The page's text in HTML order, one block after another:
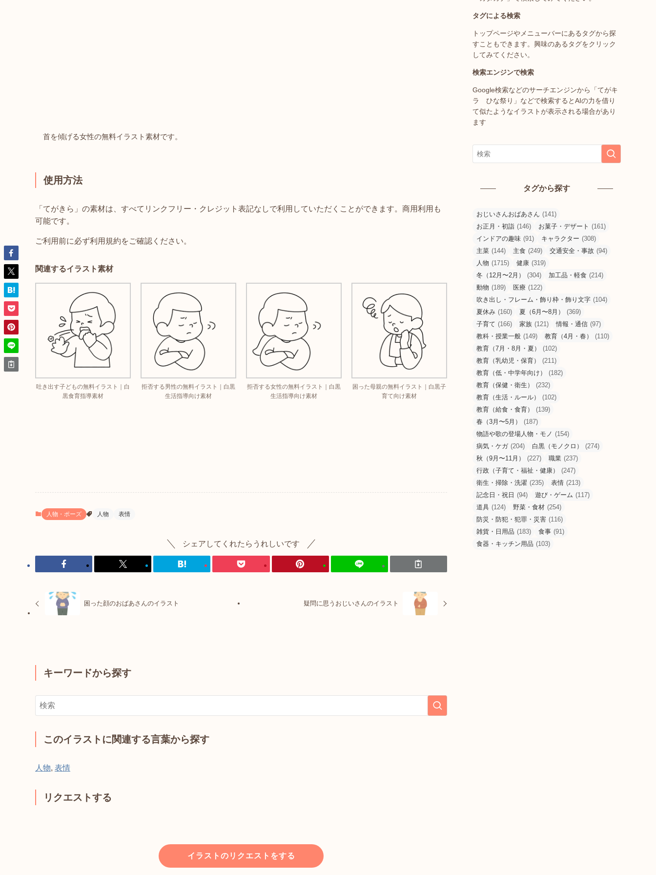
首を傾げる女性の無料イラスト素材です。
使用方法
「てがきら」の素材は、すべてリンクフリー・クレジット表記なしで利用していただくことができます。商用利用も
可能です。
ご利用前に必ず利用規約をご確認ください。
関連するイラスト素材
吐き出す子どもの無料イラスト｜白
黒食育指導素材
拒否する男性の無料イラスト｜白黒
生活指導向け素材
拒否する女性の無料イラスト｜白黒
生活指導向け素材
困った母親の無料イラスト｜白黒子
育て向け素材
人物・ポーズ 人物 表情
シェアしてくれたらうれしいです
困った顔のおばあさんのイラスト 疑問に思うおじいさんのイラスト
キーワードから探す
このイラストに関連する言葉から探す
人物, 表情
リクエストする
イラストのリクエストをする
タグによる検索
トップページやメニューバーにあるタグから探
すこともできます。興味のあるタグをクリック
してみてください。
検索エンジンで検索
Google検索などのサーチエンジンから「てがキ
ラ ひな祭り」などで検索するとAIの力を借り
て似たようなイラストが表示される場合があり
ます
タグから探す
おじいさんおばあさん (141)
お正月・初詣 (146) お菓子・デザート (161)
インドアの趣味 (91) キャラクター (308)
主菜 (144) 主食 (249) 交通安全・事故 (94)
人物 (1715) 健康 (319)
冬（12月〜2月）
(304) 加工品・軽食 (214)
動物 (189) 医療 (122)
吹き出し・フレーム・飾り枠・飾り文字 (104)
夏休み (160) 夏（6月〜8月）
(369)
子育て (166) 家族 (121) 情報・通信 (97)
教科・授業一般 (149) 教育（4月・春）
(110)
教育（7月・8月・夏）
(102)
教育（乳幼児・保育）
(211)
教育（低・中学年向け）
(182)
教育（保健・衛生）
(232)
教育（生活・ルール）
(102)
教育（給食・食育）
(139)
春（3月〜5月）
(187)
物語や歌の登場人物・モノ (154)
病気・ケガ (204) 白黒（モノクロ）
(274)
秋（9月〜11月）
(227) 職業 (237)
行政（子育て・福祉・健康）
(247)
衛生・掃除・洗濯 (235) 表情 (213)
記念日・祝日 (94) 遊び・ゲーム (117)
道具 (124) 野菜・食材 (254)
防災・防犯・犯罪・災害 (116)
雑貨・日用品 (183) 食事 (91)
食器・キッチン用品 (103)